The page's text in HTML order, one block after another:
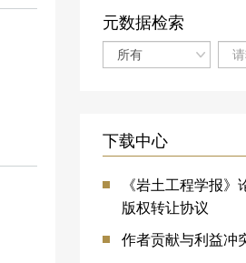
元数据检索
下载中心
《岩土工程学报
版权转让协议
作者贡献与利益冲